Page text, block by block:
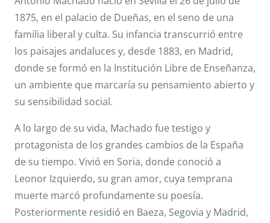
1875, en el palacio de Dueñas, en el seno de una
familia liberal y culta. Su infancia transcurrió entre
los paisajes andaluces y, desde 1883, en Madrid,
donde se formó en la Institución Libre de Enseñanza,
un ambiente que marcaría su pensamiento abierto y
su sensibilidad social.
A lo largo de su vida, Machado fue testigo y
protagonista de los grandes cambios de la España
de su tiempo. Vivió en Soria, donde conoció a
Leonor Izquierdo, su gran amor, cuya temprana
muerte marcó profundamente su poesía.
Posteriormente residió en Baeza, Segovia y Madrid,